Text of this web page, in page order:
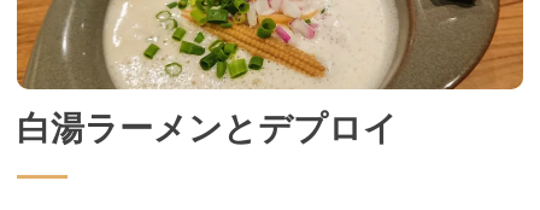
白湯ラーメンとデプロイ